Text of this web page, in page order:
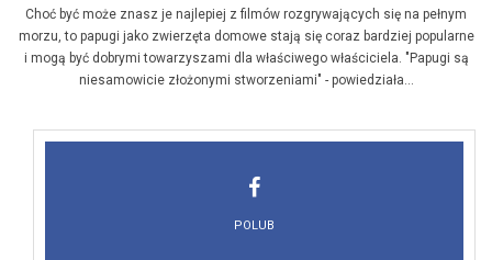
Choć być może znasz je najlepiej z filmów rozgrywających się na pełnym
morzu, to papugi jako zwierzęta domowe stają się coraz bardziej popularne
i mogą być dobrymi towarzyszami dla właściwego właściciela. "Papugi są
niesamowicie złożonymi stworzeniami" - powiedziała...
POLUB